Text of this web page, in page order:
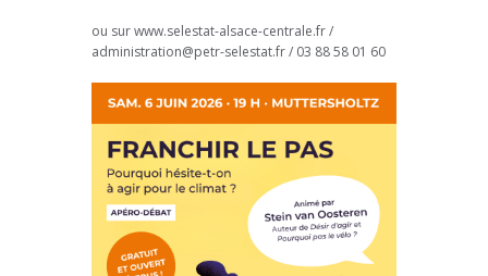
ou sur www.selestat-alsace-centrale.fr /
administration@petr-selestat.fr / 03 88 58 01 60